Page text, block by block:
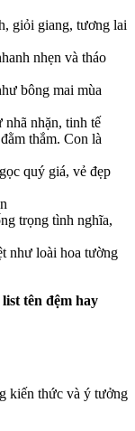
giỏi giang, tương lai
nhẹn và tháo
bông mai mùa
nhã nhặn, tinh tế
thắm. Con là
quý giá, vẻ đẹp
trọng tình nghĩa,
như loài hoa tường
tên đệm hay
kiến thức và ý tưởng